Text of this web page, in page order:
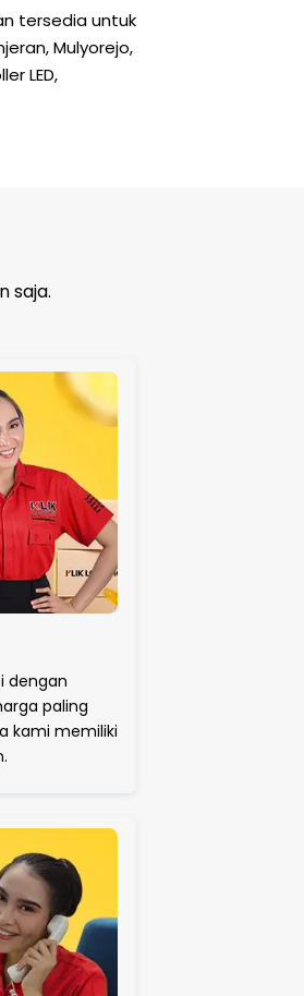
tersedia untuk
Mulyorejo,
LED,
saja.
dengan
paling
kami memiliki